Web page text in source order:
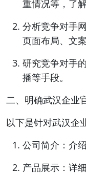
重情况等，了
分析竞争对手
页面布局、文
研究竞争对手
播等手段。
二、明确武汉企业
以下是针对武汉企
公司简介：介
产品展示：详